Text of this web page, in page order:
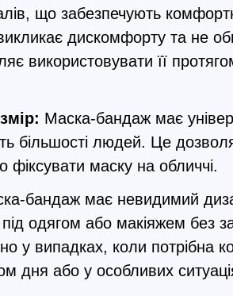
що забезпечують
дискомфорту та не
використовувати її
Маска-бандаж має
більшості людей. Це
фіксувати маску на обличчі.
бандаж має невидимий
одягом або макіяжем без
у випадках, коли потрібна
дня або у особливих